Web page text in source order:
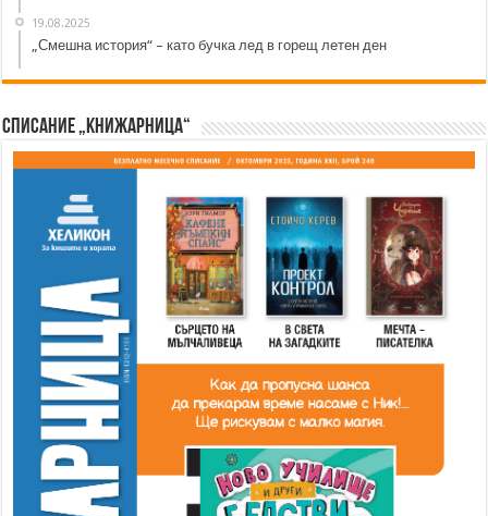
19.08.2025
„Смешна история“ – като бучка лед в горещ летен ден
Списание „Книжарница“